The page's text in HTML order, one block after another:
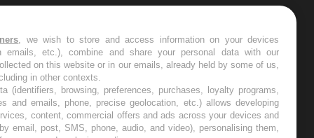
les semaines les meilleures
, we wish to store and access information on your devices
emails, etc.), combine and share your personal data with our
on this website or in our emails, already held by some of us,
in other contexts.
(identifiers, browsing, preferences, purchases, loyalty programs,
and emails, phone, precise geolocation, etc.) allows developing
content, commercial offers and ads across your devices and
email, post, SMS, phone, audio, and video), personalising them,